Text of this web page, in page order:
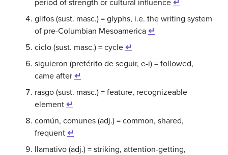
period of strength or cultural influence ↵
glifos (sust. masc.) = glyphs, i.e. the writing system
of pre-Columbian Mesoamerica ↵
ciclo (sust. masc.) = cycle ↵
siguieron (pretérito de seguir, e-i) = followed,
came after ↵
rasgo (sust. masc.) = feature, recognizeable
element ↵
común, comunes (adj.) = common, shared,
frequent ↵
llamativo (adj.) = striking, attention-getting,